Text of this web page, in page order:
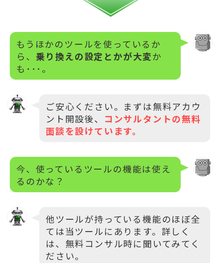
もうほかのツールを使っているか
ら、 乗り換えの設定とかが大変か
も･･･。
ご安心ください。まずは無料アカウ
ント開設後、 コンサルタントの無料
面談を設けています。
今、使っているツールの機能は使え
るのかな？
他ツールが持っている機能のほぼ全
ては当ツールにあります。詳しく
は、無料コンサル時に聞いてみてく
ださい。